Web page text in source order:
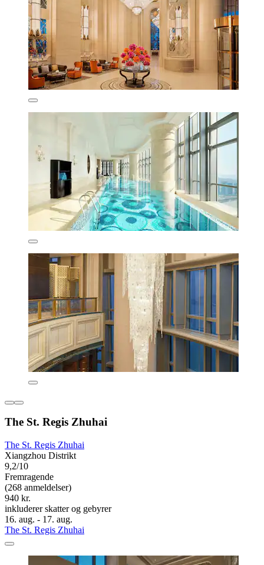
The St. Regis Zhuhai
The St. Regis Zhuhai
Xiangzhou Distrikt
9,2/10
Fremragende
(268 anmeldelser)
940 kr.
inkluderer skatter og gebyrer
16. aug. - 17. aug.
The St. Regis Zhuhai